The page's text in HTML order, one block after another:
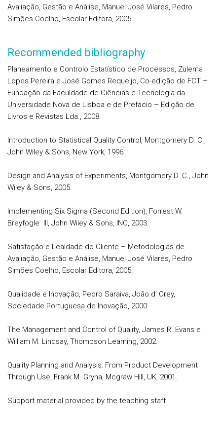
Avaliação, Gestão e Análise, Manuel José Vilares, Pedro
Simões Coelho, Escolar Editora, 2005.
Recommended bibliography
Planeamento e Controlo Estatístico de Processos, Zulema
Lopes Pereira e José Gomes Requeijo, Co-edição de FCT –
Fundação da Faculdade de Ciências e Tecnologia da
Universidade Nova de Lisboa e de Prefácio – Edição de
Livros e Revistas Lda., 2008.
Introduction to Statistical Quality Control, Montgomery D. C.,
John Wiley & Sons, New York, 1996.
Design and Analysis of Experiments, Montgomery D. C., John
Wiley & Sons, 2005.
Implementing Six Sigma (Second Edition), Forrest W.
Breyfogle III, John Wiley & Sons, INC, 2003.
Satisfação e Lealdade do Cliente – Metodologias de
Avaliação, Gestão e Análise, Manuel José Vilares, Pedro
Simões Coelho, Escolar Editora, 2005.
Qualidade e Inovação, Pedro Saraiva, João d’ Orey,
Sociedade Portuguesa de Inovação, 2000.
The Management and Control of Quality, James R. Evans e
William M. Lindsay, Thompson Learning, 2002.
Quality Planning and Analysis: From Product Development
Through Use, Frank M. Gryna, Mcgraw Hill, UK, 2001.
Support material provided by the teaching staff